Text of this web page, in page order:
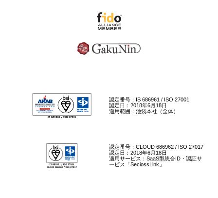
認定番号：IS 686961 / ISO 27001
認定日：2018年6月18日
適用範囲：池袋本社（全体）
認定番号：CLOUD 686962 / ISO 27017
認定日：2018年6月18日
適用サービス：SaaS型統合ID・認証サ
ービス「SeciossLink」